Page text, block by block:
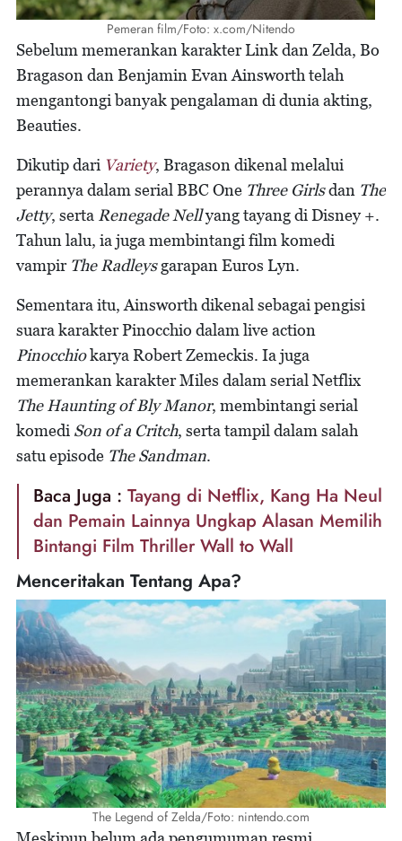
Pemeran film/Foto: x.com/Nitendo
Sebelum memerankan karakter Link dan Zelda, Bo
Bragason dan Benjamin Evan Ainsworth telah
mengantongi banyak pengalaman di dunia akting,
Beauties.
Dikutip dari Variety, Bragason dikenal melalui
perannya dalam serial BBC One Three Girlsdan The
Jetty, serta Renegade Nellyang tayang di Disney +.
Tahun lalu, ia juga membintangi film komedi
vampir The Radleysgarapan Euros Lyn.
Sementara itu, Ainsworth dikenal sebagai pengisi
suara karakter Pinocchio dalam live action
Pinocchiokarya Robert Zemeckis. Ia juga
memerankan karakter Miles dalam serial Netflix
The Haunting of Bly Manor, membintangi serial
komedi Son of a Critch, serta tampil dalam salah
satu episode The Sandman.
Baca Juga : Tayang di Netflix, Kang Ha Neul
dan Pemain Lainnya Ungkap Alasan Memilih
Bintangi Film Thriller Wall to Wall
Menceritakan Tentang Apa?
The Legend of Zelda/Foto: nintendo.com